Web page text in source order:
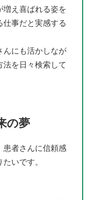
増え喜ばれる姿を
仕事だと実感する
んにも活かしなが
法を日々検索して
の夢
患者さんに信頼感
いです。